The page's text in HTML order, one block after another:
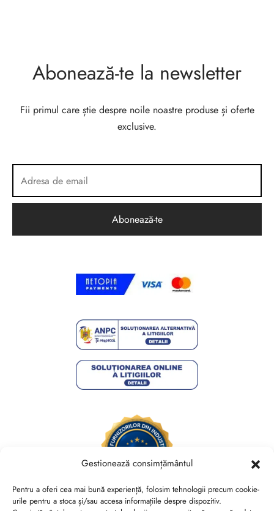
Gestionează consimțământul
Pentru a oferi cea mai bună experiență, folosim tehnologii precum cookie-
urile pentru a stoca și/sau accesa informațiile despre dispozitiv.
Abonează-te la newsletter
Fii primul care știe despre noile noastre produse și oferte
exclusive.